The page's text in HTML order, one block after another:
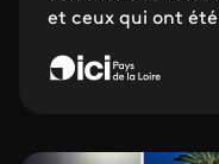
et ceux qui ont